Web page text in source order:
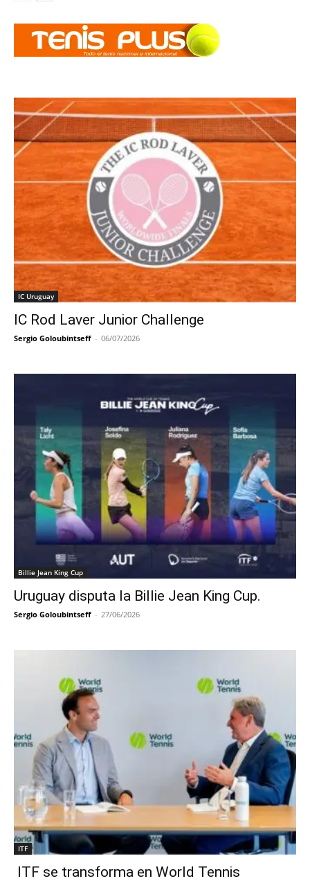
IC Uruguay
IC Rod Laver Junior Challenge
Sergio Goloubintseff - 06/07/2026
Billie Jean King Cup
Uruguay disputa la Billie Jean King Cup.
Sergio Goloubintseff - 27/06/2026
ITF
ITF se transforma en World Tennis